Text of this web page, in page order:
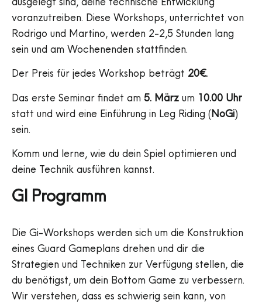
voranzutreiben. Diese Workshops, unterrichtet von
Rodrigo und Martino, werden 2-2,5 Stunden lang
sein und am Wochenenden stattfinden.
Der Preis für jedes Workshop beträgt 20€.
Das erste Seminar findet am 5. März um 10.00 Uhr
statt und wird eine Einführung in Leg Riding (NoGi)
sein.
Komm und lerne, wie du dein Spiel optimieren und
deine Technik ausführen kannst.
GI Programm
Die Gi-Workshops werden sich um die Konstruktion
eines Guard Gameplans drehen und dir die
Strategien und Techniken zur Verfügung stellen, die
du benötigst, um dein Bottom Game zu verbessern.
Wir verstehen, dass es schwierig sein kann, von